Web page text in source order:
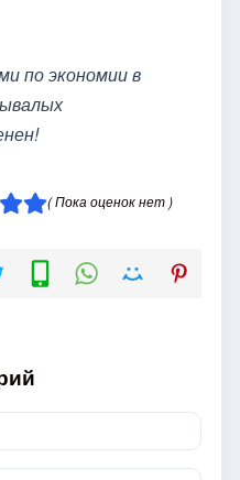
по экономии в
( Пока оценок нет )